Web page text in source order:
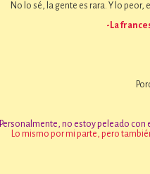
No lo sé, la gente es rara. Y lo
-La
Personalmente, no estoy peleado
Lo mismo por mi parte, pero